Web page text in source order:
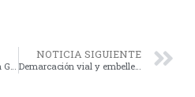
Comenzó Diplomatura en Gestión Técnica Administrativa-Contable de la UNLu en Navarro
NOTICIA SIGUIENTE
Demarcación vial y embellecimiento urbano en Navarro